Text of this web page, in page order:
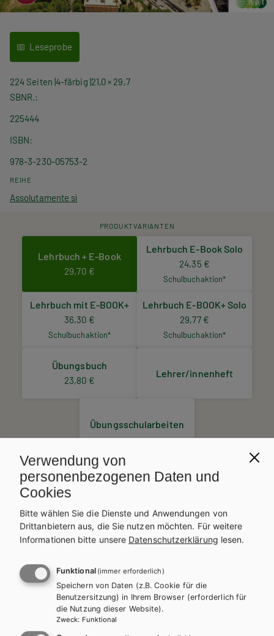
Leseprobe
224 Seiten 4-färbig 21,0 × 29,7
SBNR.
225444
ISBN
978-3-230-05753-2
REIHE
Assolutamente sì
PRODUKTVARIANTEN
Lehrbuch + E-Book
29,70 €
Lehrbuch E-Book Solo
24,35 €
Schulbuchaktion*
Lehrbuch mit E-BOOK+
36,30 €
Schulbuchaktion*
Lehrbuch E-BOOK+ Solo
29,77 €
Schulbuchaktion*
Übungsbuch
23,80 €
Lehrer/innenheft
Übungsschularbeiten
Preise inkl. MwSt., zzgl. Versandkosten | E-Book-Codes sind nur bei Bestellung
über die Schulbuchaktion enthalten. | *Exklusiv über die Schulbuchaktion
erhältlich.
AUTOR/INNEN
BESCHREIBUNG
Assolutamente sìbietet eine übersichtliche Kombination aus
AbschnittenParole nel contesto und leicht verständlichen
Grammatik-Erklärungen im Come funziona
werden die
Lerninhalte anschaulich und direkt anwendbar vermittelt.
Am Ende jedes Kapitels wird gezielt geübt und gefestigt: Die
bieten dazu praktisch geordnetes Übungsmaterial, die
Aufgaben im Abschnitt
Verwendung von
personenbezogenen Daten und
Cookies
Bitte wählen Sie die Dienste und Anwendungen von
Drittanbietern aus, die Sie nutzen möchten. Für weitere
Informationen bitte unsere Datenschutzerklärung lesen.
Funktional (immer erforderlich)
Speichern von Daten (z.B. Cookie für die
Benutzersitzung) in Ihrem Browser (erforderlich für
die Nutzung dieser Website).
Zweck: Funktional